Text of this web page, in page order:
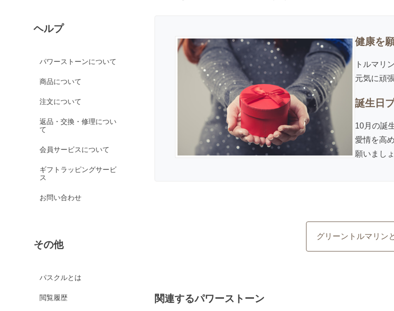
ガーネット
オレンジガーネット
グリーンガーネット
クイーンコンクシェル
ブルークォーツァイト
クリスタル各種
クリスタル（本水晶）
ヘルプ
パワーストーンについて
商品について
注文について
返品・交換・修理につい
て
会員サービスについて
ギフトラッピングサービ
ス
お問い合わせ
その他
パスクルとは
閲覧履歴
健康を
トルマリ
元気に頑
誕生日
10月の誕
愛情を高
願いましょ
グリーントルマリン
関連するパワーストーン